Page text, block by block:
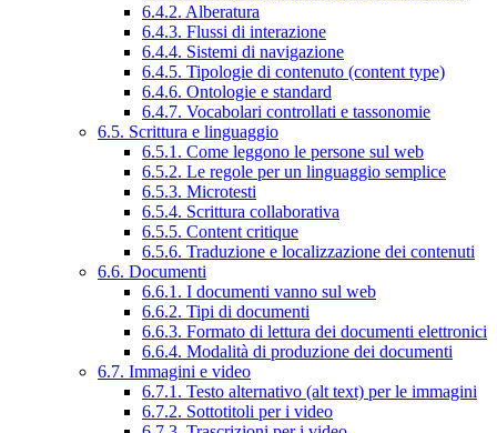
6.4.2. Alberatura
6.4.3. Flussi di interazione
6.4.4. Sistemi di navigazione
6.4.5. Tipologie di contenuto (content type)
6.4.6. Ontologie e standard
6.4.7. Vocabolari controllati e tassonomie
6.5. Scrittura e linguaggio
6.5.1. Come leggono le persone sul web
6.5.2. Le regole per un linguaggio semplice
6.5.3. Microtesti
6.5.4. Scrittura collaborativa
6.5.5. Content critique
6.5.6. Traduzione e localizzazione dei contenuti
6.6. Documenti
6.6.1. I documenti vanno sul web
6.6.2. Tipi di documenti
6.6.3. Formato di lettura dei documenti elettronici
6.6.4. Modalità di produzione dei documenti
6.7. Immagini e video
6.7.1. Testo alternativo (alt text) per le immagini
6.7.2. Sottotitoli per i video